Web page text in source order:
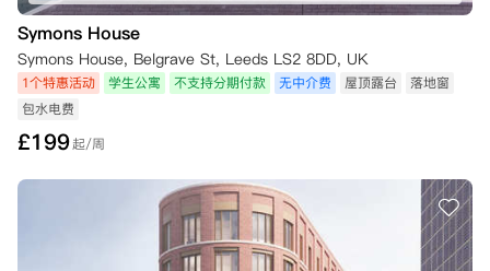
Symons House
Symons House, Belgrave St, Leeds LS2 8DD, UK
1个特惠活动 学生公寓 不支持分期付款 无中介费 屋顶露台
落地窗
包水电费
£199起/周